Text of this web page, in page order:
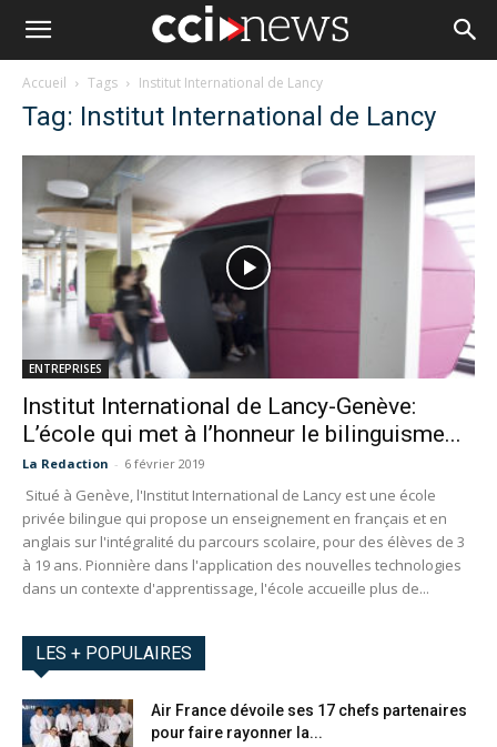
Accueil Tags Institut International de Lancy
Tag: Institut International de Lancy
ENTREPRISES
Institut International de Lancy-Genève:
L’école qui met à l’honneur le bilinguisme...
La Redaction - 6 février 2019
Situé à Genève, l'Institut International de Lancy est une école
privée bilingue qui propose un enseignement en français et en
anglais sur l'intégralité du parcours scolaire, pour des élèves de 3
à 19 ans. Pionnière dans l'application des nouvelles technologies
dans un contexte d'apprentissage, l'école accueille plus de...
LES + POPULAIRES
Air France dévoile ses 17 chefs partenaires
pour faire rayonner la...